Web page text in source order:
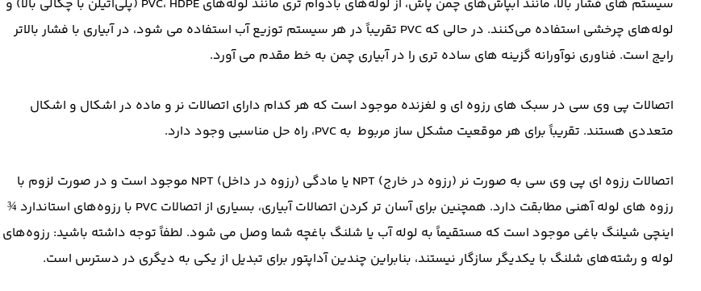
سیستم‌ های فشار بالا، مانند آبپاش‌های چمن ‌پاش، از لوله‌های بادوام‌ تری مانند لوله‌های PVC، HDPE (پلی‌اتیلن با چگالی بالا) و
لوله‌های چرخشی استفاده می‌کنند. در حالی که PVC تقریباً در هر سیستم توزیع آب استفاده می شود، در آبیاری با فشار بالاتر
رایج است. فناوری نوآورانه گزینه های ساده تری را در آبیاری چمن به خط مقدم می آورد.
اتصالات پی وی سی در سبک های رزوه ای و لغزنده موجود است که هر کدام دارای اتصالات نر و ماده در اشکال و اشکال
متعددی هستند. تقریباً برای هر موقعیت مشکل‌ ساز مربوط به PVC، راه‌ حل مناسبی وجود دارد.
اتصالات رزوه ای پی وی سی به صورت نر (رزوه در خارج) NPT یا مادگی (رزوه در داخل) NPT موجود است و در صورت لزوم با
رزوه های لوله آهنی مطابقت دارد. همچنین برای آسان‌ تر کردن اتصالات آبیاری، بسیاری از اتصالات PVC با رزوه‌های استاندارد ¾
اینچی شیلنگ باغی موجود است که مستقیماً به لوله آب یا شلنگ باغچه شما وصل می ‌شود. لطفاً توجه داشته باشید: رزوه‌های
لوله و رشته‌های شلنگ با یکدیگر سازگار نیستند، بنابراین چندین آداپتور برای تبدیل از یکی به دیگری در دسترس است.